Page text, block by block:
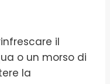
il
o un morso di
la